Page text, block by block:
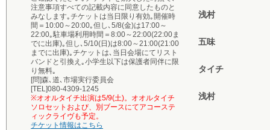
注意事項すべての記載内容に同意したものと
みなします｡チケットは当日限り有効｡開催時
間＝10:00～20:00｡但し､5/8(金)は17:00～
22:00｡駐車場利用時間＝8:00～22:00(22:00ま
でに出庫)｡但し､5/10(日)は8:00～21:00(21:00
までに出庫)｡チケットは､当日会場にてリスト
バンドと引換え｡小学生以下は保護者同伴に限
り無料｡
[問]森､道､市場実行委員会
[TEL]080-4309-1245
※オオルタイチ出演は5/9(土)。オオルタイチ
ソロセットおよび、別ブースにてアコーステ
ィックライヴも予定。
チケット情報はこちら
浅村
五味
タイチ
浅村